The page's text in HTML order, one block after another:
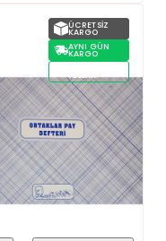
ÜCRETSIZ
KARGO
AYNI GÜN
KARGO
TESLIM